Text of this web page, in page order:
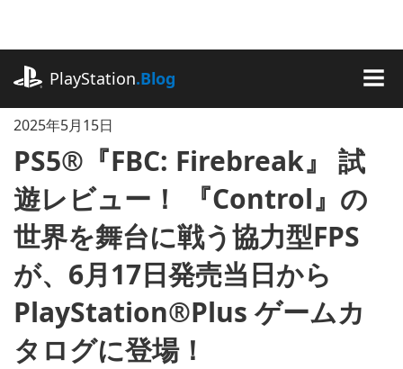
に
ッ
PlayStation.Blog
2025年5月15日
PS5®『FBC: Firebreak』 試
遊レビュー！ 『Control』の
世界を舞台に戦う協力型FPS
が、6月17日発売当日から
PlayStation®Plus ゲームカ
タログに登場！